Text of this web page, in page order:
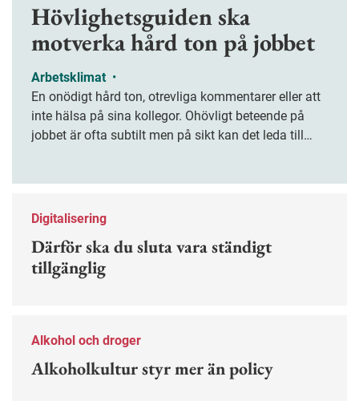
Hövlighetsguiden ska
motverka hård ton på jobbet
Arbetsklimat •
En onödigt hård ton, otrevliga kommentarer eller att
inte hälsa på sina kollegor. Ohövligt beteende på
jobbet är ofta subtilt men på sikt kan det leda till
Digitalisering
Därför ska du sluta vara ständigt
tillgänglig
Alkohol och droger
Alkoholkultur styr mer än policy